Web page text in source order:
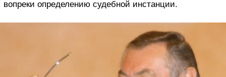
вопреки определению судебной инстанции.